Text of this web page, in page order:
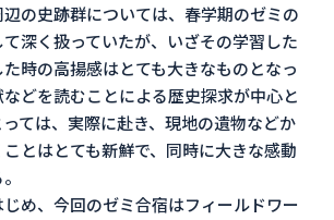
の史跡群については、春学期のゼミの
深く扱っていたが、いざその学習した
時の高揚感はとても大きなものとなっ
どを読むことによる歴史探求が中心と
ては、実際に赴き、現地の遺物などか
とはとても新鮮で、同時に大きな感動
め、今回のゼミ合宿はフィールドワー